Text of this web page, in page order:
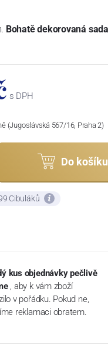
Bohatě dekorovaná
s DPH
(Jugoslávská 567/16, Praha 2)
Do košíku
Cibuláků
kus objednávky pečlivě
, aby k vám zboží
v pořádku. Pokud ne,
reklamaci obratem.